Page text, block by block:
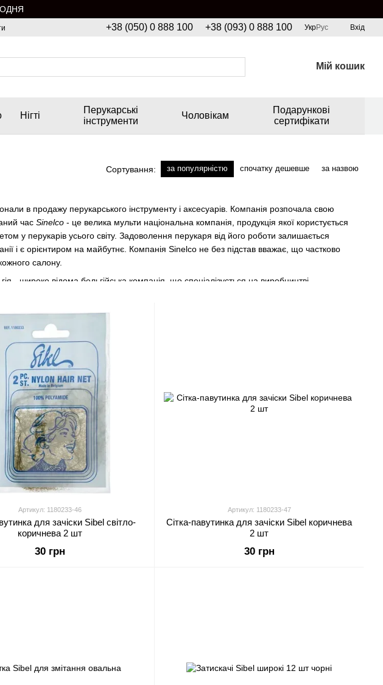
+38 (050) 0 888 100 +38 (093) 0 888 100 УкрРус Вхід
Мій кошик
Нігті
Перукарські
інструменти
Чоловікам
Подарункові
сертифікати
Сортування: за популярністю спочатку дешевше за назвою
в продажу перукарського інструменту і аксесуарів. Компанія розпочала свою
час Sinelco - це велика мульти національна компанія, продукція якої користується
у перукарів усього світу. Задоволення перукаря від його роботи залишається
і є орієнтиром на майбутнє. Компанія Sinelco не без підстав вважає, що частково
салону.
- широко відома бельгійська компанія, що спеціалізується на виробництві
продавець бренду в Україні. На сайті представлений каталог 100% оригінальної
для замовлення онлайн.
Артикул: 1180233-46
для зачіски Sibel світло-
коричнева 2 шт
30 грн
Артикул: 1180233-47
Сітка-павутинка для зачіски Sibel коричнева
2 шт
30 грн